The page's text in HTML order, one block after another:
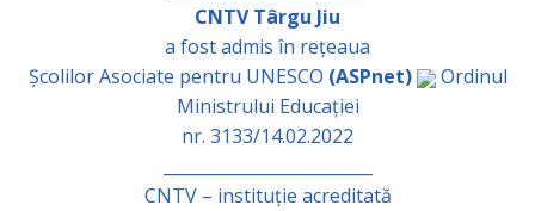
CNTV Târgu Jiu
a fost admis în rețeaua
Școlilor Asociate pentru UNESCO (ASPnet)
Ordinul
Ministrului Educației
nr. 3133/14.02.2022
CNTV – instituție acreditată